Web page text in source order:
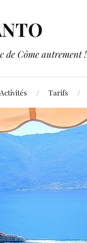
de Côme autrement !
Activités Tarifs